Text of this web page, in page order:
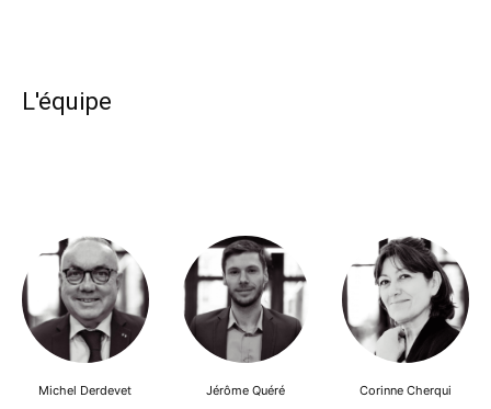
L'équipe
Michel Derdevet Jérôme Quéré Corinne Cherqui